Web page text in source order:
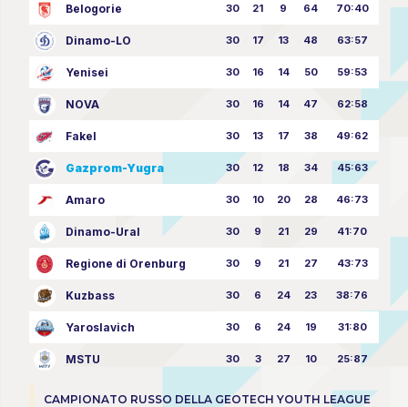
Belogorie 30 21 9 64 70:40
Dinamo-LO 30 17 13 48 63:57
Yenisei 30 16 14 50 59:53
NOVA 30 16 14 47 62:58
Fakel 30 13 17 38 49:62
Gazprom-Yugra 30 12 18 34 45:63
Amaro 30 10 20 28 46:73
Dinamo-Ural 30 9 21 29 41:70
Regione di Orenburg 30 9 21 27 43:73
Kuzbass 30 6 24 23 38:76
Yaroslavich 30 6 24 19 31:80
MSTU 30 3 27 10 25:87
CAMPIONATO RUSSO DELLA GEOTECH YOUTH LEAGUE